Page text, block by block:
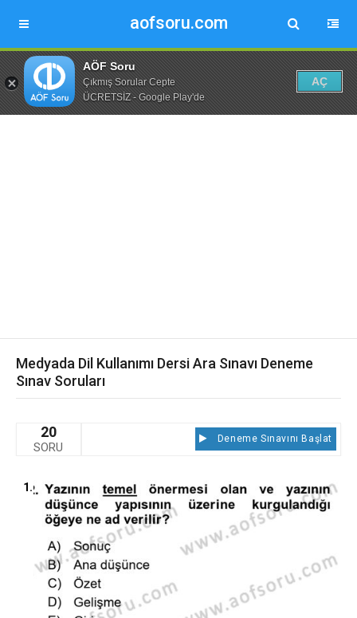
aofsoru.com
AÖF Soru
Çıkmış Sorular Cepte
ÜCRETSİZ - Google Play'de
AÇ
Medyada Dil Kullanımı Dersi Ara Sınavı Deneme
Sınav Soruları
20
SORU
Deneme Sınavını Başlat
1.